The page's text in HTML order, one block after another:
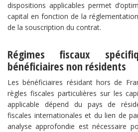
dispositions applicables permet
capital en fonction de la
de la souscription du contrat.
​Régimes fiscaux
bénéficiaires non résidents​
Les bénéficiaires résidant hors de
règles fiscales particulières sur les
applicable dépend du pays de
fiscales internationales et du lien de
analyse approfondie est nécessaire